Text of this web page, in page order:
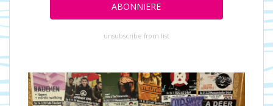
unsubscribe from list